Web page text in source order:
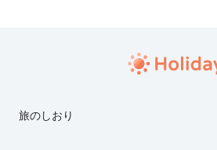
旅のしおり